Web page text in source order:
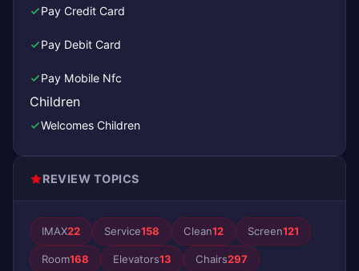
Pay Credit Card
Pay Debit Card
Pay Mobile Nfc
Children
Welcomes Children
REVIEW TOPICS
IMAX22 Service158 Clean12 Screen121
Room168 Elevators13 Chairs297